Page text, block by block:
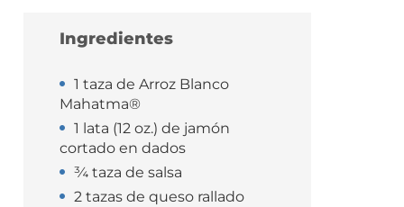
Ingredientes
1 taza de Arroz Blanco
Mahatma®
1 lata (12 oz.) de jamón
cortado en dados
¾ taza de salsa
2 tazas de queso rallado